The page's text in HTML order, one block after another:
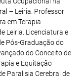
– Leiria. Professor
em Terapia
Leiria. Licenciatura e
Pós-Graduação do
do Conceito de
e Equitação
Paralisia Cerebral de